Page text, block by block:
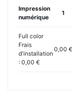
Impression
numérique
1
Full color
Frais
d'installation
: 0,00 €
0,00 €